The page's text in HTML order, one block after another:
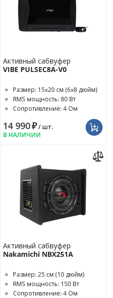
Активный сабвуфер
VIBE PULSEC8A-V0
Размер: 15x20 см (6x8 дюйм)
RMS мощность: 80 Вт
Сопротивление: 4 Ом
14 990₽/ шт.
В НАЛИЧИИ
Активный сабвуфер
Nakamichi NBX251A
Размер: 25 см (10 дюйм)
RMS мощность: 150 Вт
Сопротивление: 4 Ом